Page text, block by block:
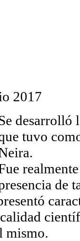
2017
desarrolló
tuvo
de
mismo.